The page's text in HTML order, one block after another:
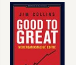
The Uncertainty
Principle